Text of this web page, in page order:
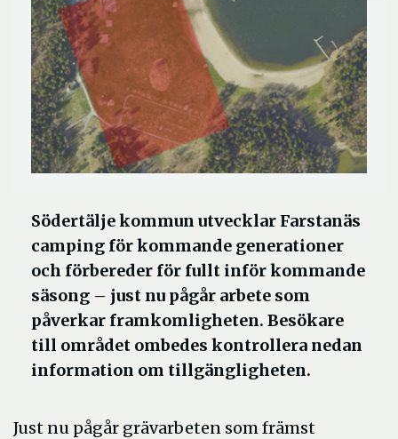
Södertälje kommun utvecklar Farstanäs
camping för kommande generationer
och förbereder för fullt inför kommande
säsong – just nu pågår arbete som
påverkar framkomligheten. Besökare
till området ombedes kontrollera nedan
information om tillgängligheten.
Just nu pågår grävarbeten som främst